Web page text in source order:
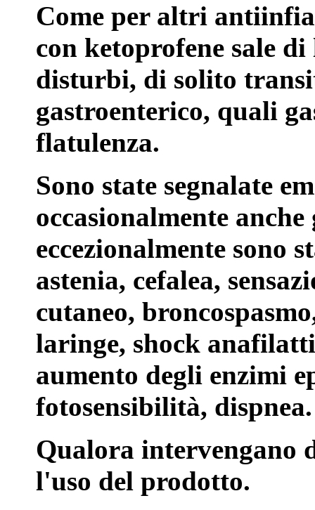
Come per altri
con ketoprofene sale
disturbi, di solito
gastroenterico, quali
flatulenza.
Sono state segnalate
occasionalmente
eccezionalmente sono
astenia, cefalea,
cutaneo,
laringe, shock
aumento degli enzimi
fotosensibilità, dispnea.
Qualora intervengano
l'uso del prodotto.